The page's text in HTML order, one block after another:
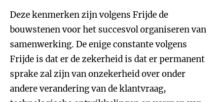
Deze kenmerken zijn volgens Frijde de
bouwstenen voor het succesvol organiseren van
samenwerking. De enige constante volgens
Frijde is dat er de zekerheid is dat er permanent
sprake zal zijn van onzekerheid over onder
andere verandering van de klantvraag,